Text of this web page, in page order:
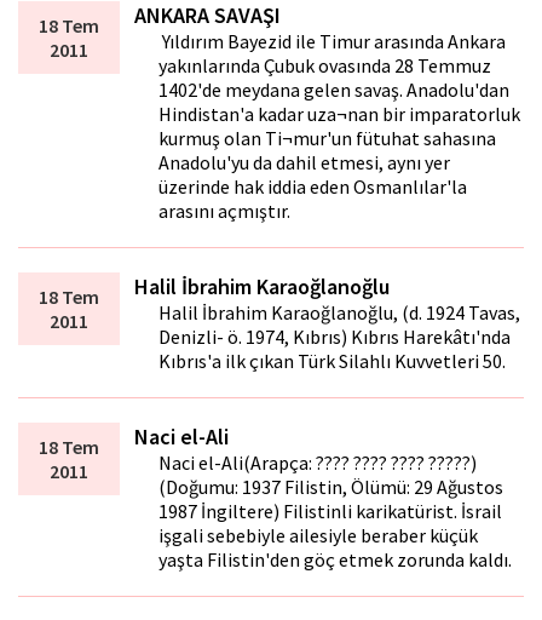
18 Tem
2011
ANKARA SAVAŞI
Yıldırım Bayezid ile Timur arasında Ankara
yakınlarında Çubuk ovasında 28 Temmuz
1402'de meydana gelen savaş. Anadolu'dan
Hindistan'a kadar uza¬nan bir imparatorluk
kurmuş olan Ti¬mur'un fütuhat sahasına
Anadolu'yu da dahil etmesi, aynı yer
üzerinde hak iddia eden Osmanlılar'la
arasını açmıştır.
18 Tem
2011
Halil İbrahim Karaoğlanoğlu
Halil İbrahim Karaoğlanoğlu, (d. 1924 Tavas,
Denizli- ö. 1974, Kıbrıs) Kıbrıs Harekâtı'nda
Kıbrıs'a ilk çıkan Türk Silahlı Kuvvetleri 50.
18 Tem
2011
Naci el-Ali
Naci el-Ali(Arapça: ???? ???? ???? ?????)
(Doğumu: 1937 Filistin, Ölümü: 29 Ağustos
1987 İngiltere) Filistinli karikatürist. İsrail
işgali sebebiyle ailesiyle beraber küçük
yaşta Filistin'den göç etmek zorunda kaldı.